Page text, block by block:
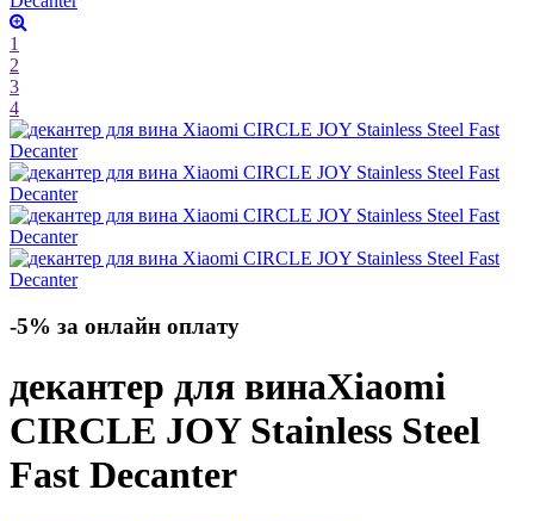
1
2
3
4
-5% за онлайн оплату
декантер для винаXiaomi
CIRCLE JOY Stainless Steel
Fast Decanter